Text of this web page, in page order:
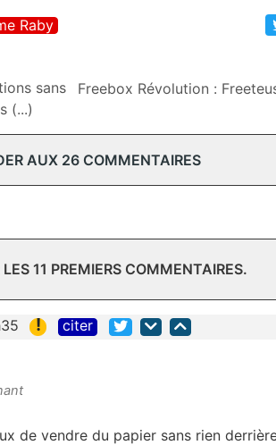
Raby
sans
(...)
Freebox Révolution :
AUX 26 COMMENTAIRES
11 PREMIERS COMMENTAIRES.
! citer
de vendre du papier sans rien